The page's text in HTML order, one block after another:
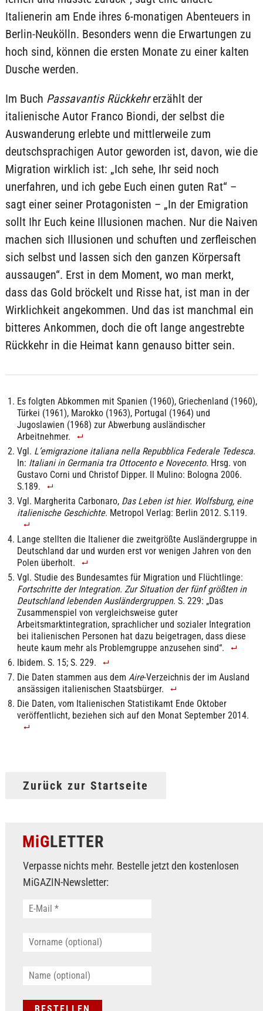
Italienerin am Ende ihres 6-monatigen Abenteuers in
Berlin-Neukölln. Besonders wenn die Erwartungen zu
hoch sind, können die ersten Monate zu einer kalten
Dusche werden.
Im Buch Passavantis Rückkehrerzählt der
italienische Autor Franco Biondi, der selbst die
Auswanderung erlebte und mittlerweile zum
deutschsprachigen Autor geworden ist, davon, wie die
Migration wirklich ist: „Ich sehe, Ihr seid noch
unerfahren, und ich gebe Euch einen guten Rat“ –
sagt einer seiner Protagonisten – „In der Emigration
sollt Ihr Euch keine Illusionen machen. Nur die Naiven
machen sich Illusionen und schuften und zerfleischen
sich selbst und lassen sich den ganzen Körpersaft
aussaugen“. Erst in dem Moment, wo man merkt,
dass das Gold bröckelt und Risse hat, ist man in der
Wirklichkeit angekommen. Und das ist manchmal ein
bitteres Ankommen, doch die oft lange angestrebte
Rückkehr in die Heimat kann genauso bitter sein.
Es folgten Abkommen mit Spanien (1960), Griechenland (1960),
Türkei (1961), Marokko (1963), Portugal (1964) und
Jugoslawien (1968) zur Abwerbung ausländischer
Arbeitnehmer.
Vgl. L’emigrazione italiana nella Repubblica Federale Tedesca.
In: Italiani in Germania tra Ottocento e Novecento. Hrsg. von
Gustavo Corni und Christof Dipper. Il Mulino: Bologna 2006.
S.189.
Vgl. Margherita Carbonaro, Das Leben ist hier. Wolfsburg, eine
italienische Geschichte. Metropol Verlag: Berlin 2012. S.119.
Lange stellten die Italiener die zweitgrößte Ausländergruppe in
Deutschland dar und wurden erst vor wenigen Jahren von den
Polen überholt.
Vgl. Studie des Bundesamtes für Migration und Flüchtlinge:
Fortschritte der Integration. Zur Situation der fünf größten in
Deutschland lebenden Ausländergruppen. S. 229: „Das
Zusammenspiel von vergleichsweise guter
Arbeitsmarktintegration, sprachlicher und sozialer Integration
bei italienischen Personen hat dazu beigetragen, dass diese
heute kaum mehr als Problemgruppe anzusehen sind“.
Ibidem. S. 15; S. 229.
Die Daten stammen aus dem Aire-Verzeichnis der im Ausland
ansässigen italienischen Staatsbürger.
Die Daten, vom Italienischen Statistikamt Ende Oktober
veröffentlicht, beziehen sich auf den Monat September 2014.
Zurück zur Startseite
MiGLETTER
Verpasse nichts mehr. Bestelle jetzt den kostenlosen
MiGAZIN-Newsletter: